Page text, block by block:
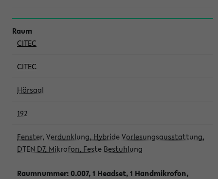
CITEC
CITEC
Hörsaal
192
Fenster, Verdunklung, Hybride Vorlesungsausstattung,
DTEN D7, Mikrofon, Feste Bestuhlung
Raumnummer: 0.007, 1 Headset, 1 Handmikrofon,